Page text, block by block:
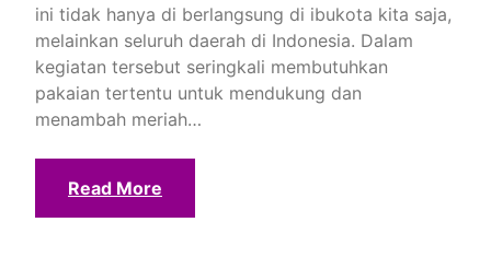
ini tidak hanya di berlangsung di ibukota kita saja,
melainkan seluruh daerah di Indonesia. Dalam
kegiatan tersebut seringkali membutuhkan
pakaian tertentu untuk mendukung dan
menambah meriah…
Read More